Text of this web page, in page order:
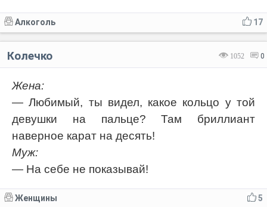
17
Алкоголь
1052 0
Колечко
Жена:
— Любимый, ты видел, какое кольцо у той
девушки на пальце? Там бриллиант
наверное карат на десять!
Муж:
— На себе не показывай!
5
Женщины